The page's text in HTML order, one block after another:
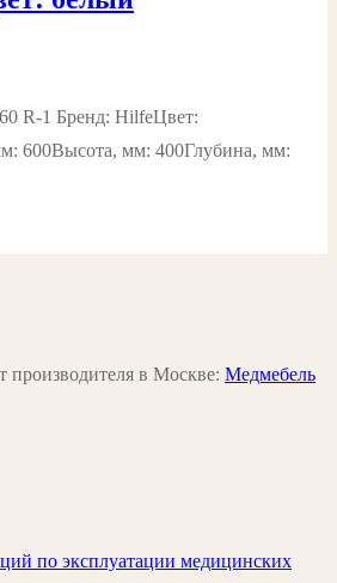
R-1 Бренд: HilfeЦвет:
600Высота, мм: 400Глубина, мм:
производителя в Москве: Медмебель
по эксплуатации медицинских